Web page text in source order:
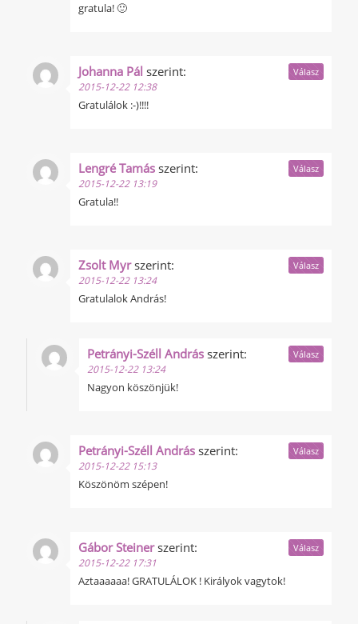
gratula! 🙂
Johanna Pál szerint:
2015-12-22 12:38
Gratulálok :-)!!!!
Válasz
Lengré Tamás szerint:
2015-12-22 13:19
Gratula!!
Válasz
Zsolt Myr szerint:
2015-12-22 13:24
Gratulalok András!
Válasz
Petrányi-Széll András szerint:
2015-12-22 13:24
Nagyon köszönjük!
Válasz
Petrányi-Széll András szerint:
2015-12-22 15:13
Köszönöm szépen!
Válasz
Gábor Steiner szerint:
2015-12-22 17:31
Aztaaaaaa! GRATULÁLOK ! Királyok vagytok!
Válasz